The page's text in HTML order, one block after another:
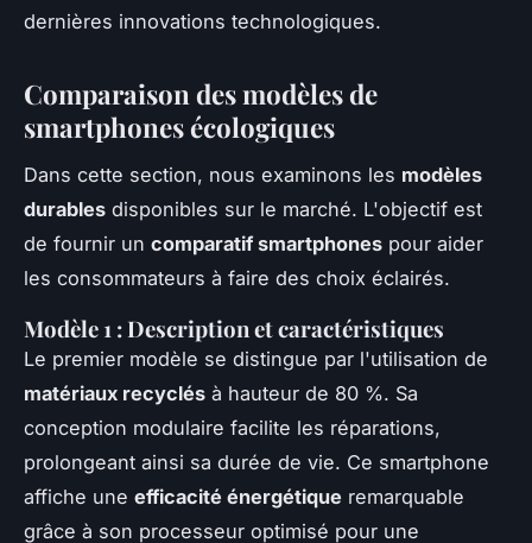
dernières innovations technologiques.
Comparaison des modèles de
smartphones écologiques
Dans cette section, nous examinons les modèles
durables disponibles sur le marché. L'objectif est
de fournir un comparatif smartphones pour aider
les consommateurs à faire des choix éclairés.
Modèle 1 : Description et caractéristiques
Le premier modèle se distingue par l'utilisation de
matériaux recyclés à hauteur de 80 %. Sa
conception modulaire facilite les réparations,
prolongeant ainsi sa durée de vie. Ce smartphone
affiche une efficacité énergétique remarquable
grâce à son processeur optimisé pour une